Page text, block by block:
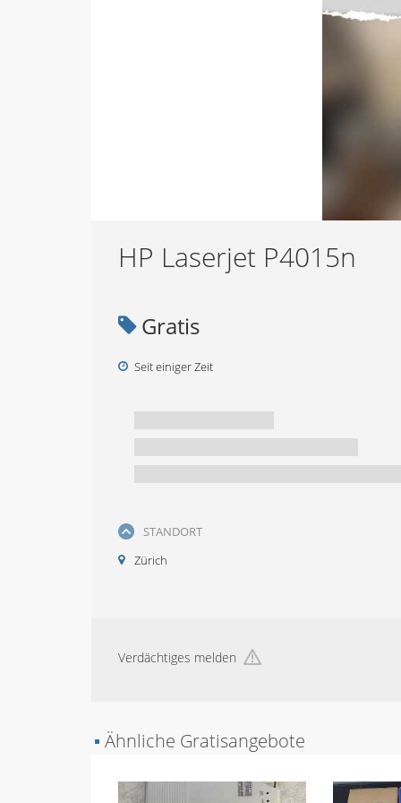
HP Laserjet P4015n
Gratis
Seit einiger Zeit
STANDORT
Zürich
Verdächtiges melden
▪ Ähnliche Gratisangebote